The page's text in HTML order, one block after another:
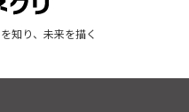
知り、未来を描く